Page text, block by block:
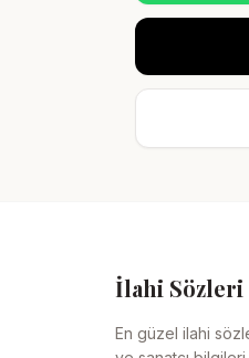
İlahi Sözleri
En güzel ilahi